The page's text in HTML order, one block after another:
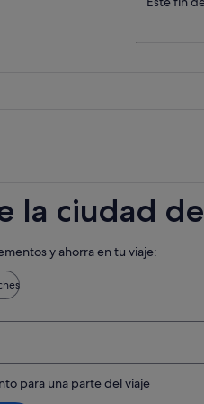
-
8
ago
la
noche,
8
ago
este
de
-
ago
la ciudad
y ahorra en tu viaje:
para una parte del viaje